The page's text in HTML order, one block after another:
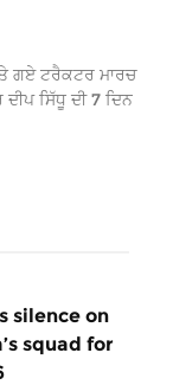
ਗਏ ਟਰੈਕਟਰ ਮਾਰਚ
ਸਿੱਧੂ ਦੀ 7 ਦਿਨ
silence on
squad for